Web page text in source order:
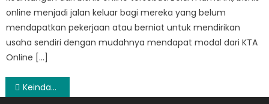
online menjadi jalan keluar bagi mereka yang belum
mendapatkan pekerjaan atau berniat untuk mendirikan
usaha sendiri dengan mudahnya mendapat modal dari KTA
Online […]
Post
Keindahan Tempat Wisata Garut